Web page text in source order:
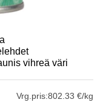
vihreä väri
Vrg.pris:802.33 €/kg